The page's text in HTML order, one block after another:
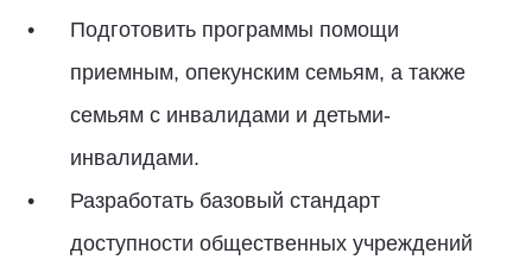
Подготовить программы помощи
приемным, опекунским семьям, а также
семьям с инвалидами и детьми-
инвалидами.
Разработать базовый стандарт
доступности общественных учреждений